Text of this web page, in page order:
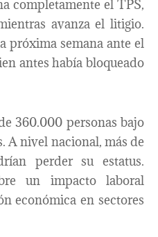
completamente el TPS,
avanza el litigio.
próxima semana ante el
antes había bloqueado
360.000 personas bajo
A nivel nacional, más de
perder su estatus.
un impacto laboral
económica en sectores